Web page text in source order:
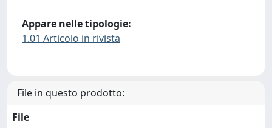
Appare nelle tipologie:
1.01 Articolo in rivista
File in questo prodotto:
File